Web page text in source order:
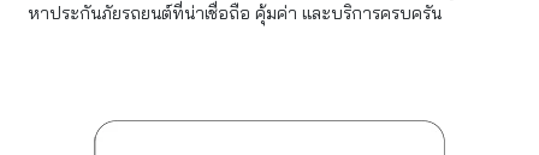
หาประกันภัยรถยนต์ที่น่าเชื่อถือ คุ้มค่า และบริการครบครัน